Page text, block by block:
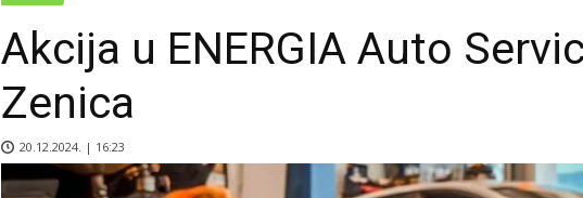
Akcija u ENERGIA Auto
Zenica
20.12.2024. | 16:23